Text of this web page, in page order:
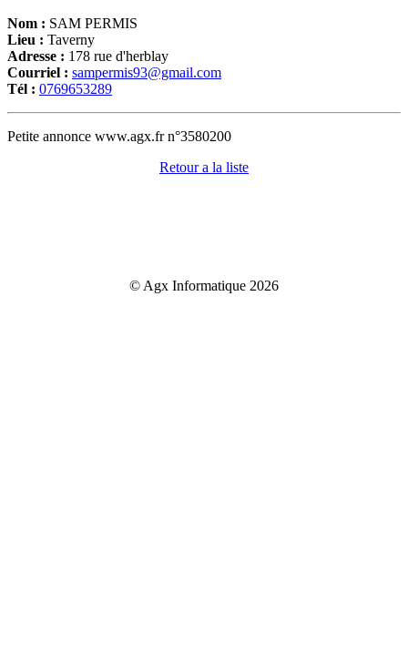
Nom : SAM PERMIS
Lieu : Taverny
Adresse : 178 rue d'herblay
Courriel : sampermis93@gmail.com
Tél : 0769653289
Petite annonce www.agx.fr n°3580200
Retour a la liste
© Agx Informatique 2026